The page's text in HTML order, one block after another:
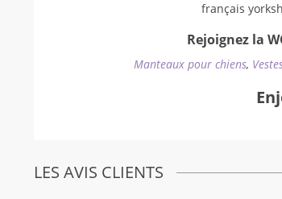
français
Rejoignez la
Manteaux pour chiens,
LES AVIS CLIENTS